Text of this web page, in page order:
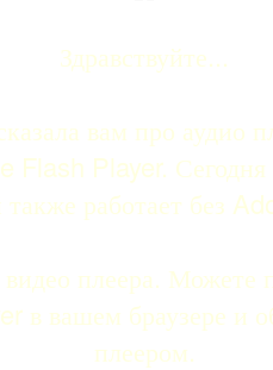
Здравствуйте...
вам про аудио
Flash Player.
работает без
плеера. Можете
в вашем браузере и
плеером.